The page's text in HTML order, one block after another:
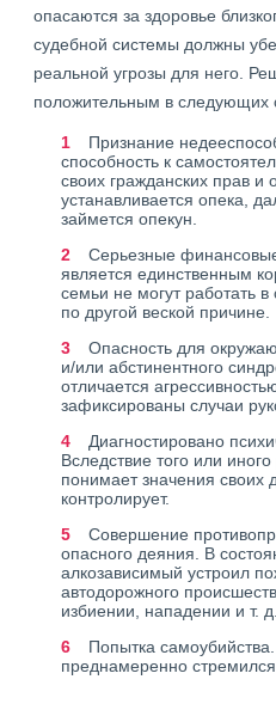
опасаются за здоровье
судебной системы должны
реальной угрозы для него.
положительным в следующих
Признание
способность к
своих гражданских прав и
устанавливается опека,
займется опекун.
Серьезные
является единственным
семьи не могут работать в
по другой веской причине.
Опасность для
и/или абстинентного
отличается
зафиксированы случаи
Диагностировано
Вследствие того или
понимает значения своих
контролирует.
Совершение
опасного деяния. В
алкозависимый устроил
автодорожного
избиении, нападении и т. д.
Попытка
преднамеренно